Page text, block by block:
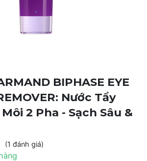
BIPHASE EYE
Nước Tẩy
2 Pha - Sạch Sâu &
(1 đánh giá)